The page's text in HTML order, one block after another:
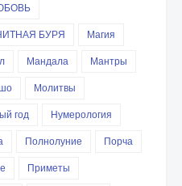
БУРЯ
Магия
Мандала
Мантры
Молитвы
год
Нумерология
Полнолуние
Порча
Приметы